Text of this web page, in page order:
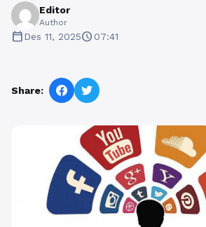
Editor
Author
calendar_todayDes 11, 2025schedule07:41
Share: